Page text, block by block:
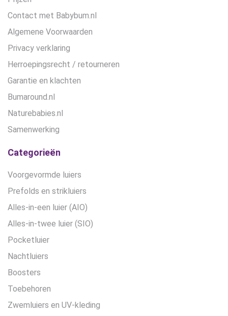
Contact met Babybum.nl
Algemene Voorwaarden
Privacy verklaring
Herroepingsrecht / retourneren
Garantie en klachten
Bumaround.nl
Naturebabies.nl
Samenwerking
Categorieën
Voorgevormde luiers
Prefolds en strikluiers
Alles-in-een luier (AIO)
Alles-in-twee luier (SIO)
Pocketluier
Nachtluiers
Boosters
Toebehoren
Zwemluiers en UV-kleding